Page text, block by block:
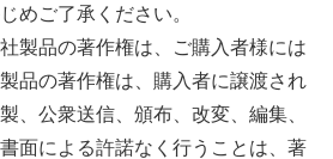
めご了承ください。
製品の著作権は、ご購入者様には
品の著作権は、購入者に譲渡され
、公衆送信、頒布、改変、編集、
面による許諾なく行うことは、著